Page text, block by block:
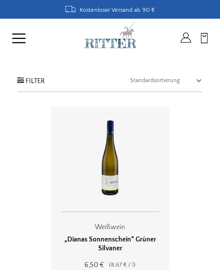
Kostenloser Versand ab 90 €
FILTER
Weißwein
„Dianas Sonnenschein“ Grüner
Silvaner
6,50€ (8,67€ / )